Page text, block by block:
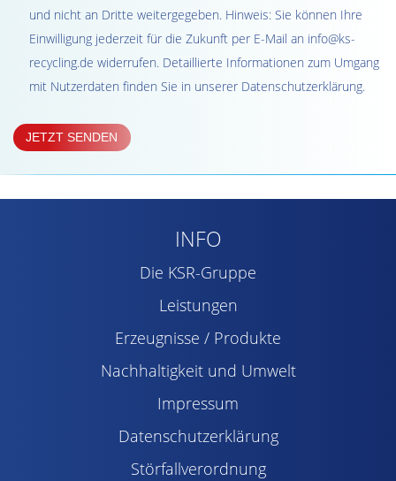
und nicht an Dritte weitergegeben. Hinweis: Sie können Ihre
Einwilligung jederzeit für die Zukunft per E-Mail an info@ks-
recycling.de widerrufen. Detaillierte Informationen zum Umgang
mit Nutzerdaten finden Sie in unserer Datenschutzerklärung.
INFO
Die KSR-Gruppe
Leistungen
Erzeugnisse / Produkte
Nachhaltigkeit und Umwelt
Impressum
Datenschutzerklärung
Störfallverordnung